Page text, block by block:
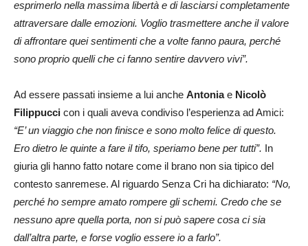
esprimerlo nella massima libertà e di lasciarsi completamente
attraversare dalle emozioni. Voglio trasmettere anche il valore
di affrontare quei sentimenti che a volte fanno paura, perché
sono proprio quelli che ci fanno sentire davvero vivi”.
Ad essere passati insieme a lui anche Antoniae Nicolò
Filippucci con i quali aveva condiviso l’esperienza ad Amici:
“E’ un viaggio che non finisce e sono molto felice di questo.
Ero dietro le quinte a fare il tifo, speriamo bene per tutti”. In
giuria gli hanno fatto notare come il brano non sia tipico del
contesto sanremese. Al riguardo Senza Cri ha dichiarato: “No,
perché ho sempre amato rompere gli schemi. Credo che se
nessuno apre quella porta, non si può sapere cosa ci sia
dall’altra parte, e forse voglio essere io a farlo”.